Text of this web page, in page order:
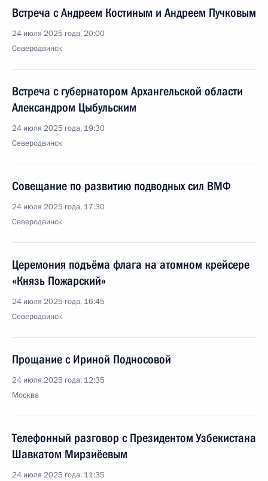
Встреча с Андреем Костиным и Андреем Пучковым
24 июля 2025 года, 20:00
Северодвинск
Встреча с губернатором Архангельской области
Александром Цыбульским
24 июля 2025 года, 19:30
Северодвинск
Совещание по развитию подводных сил ВМФ
24 июля 2025 года, 17:30
Северодвинск
Церемония подъёма флага на атомном крейсере
«Князь Пожарский»
24 июля 2025 года, 16:45
Северодвинск
Прощание с Ириной Подносовой
24 июля 2025 года, 12:35
Москва
Телефонный разговор с Президентом Узбекистана
Шавкатом Мирзиёевым
24 июля 2025 года, 11:35